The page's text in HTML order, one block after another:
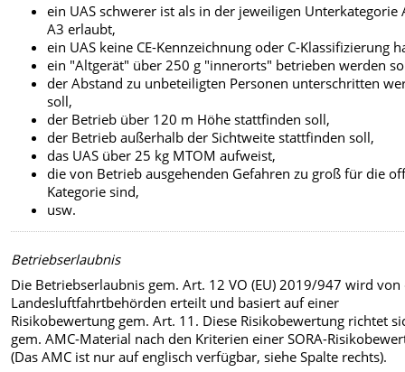
ein UAS schwerer ist als in der jeweiligen Unterkategorie
A3 erlaubt,
ein UAS keine CE-Kennzeichnung oder C-Klassifizierung
ein "Altgerät" über 250 g "innerorts" betrieben werden
der Abstand zu unbeteiligten Personen unterschritten
soll,
der Betrieb über 120 m Höhe stattfinden soll,
der Betrieb außerhalb der Sichtweite stattfinden soll,
das UAS über 25 kg MTOM aufweist,
die von Betrieb ausgehenden Gefahren zu groß für die
Kategorie sind,
usw.
Betriebserlaubnis
Die Betriebserlaubnis gem. Art. 12 VO (EU) 2019/947 wird von
Landesluftfahrtbehörden erteilt und basiert auf einer
Risikobewertung gem. Art. 11. Diese Risikobewertung richtet
gem. AMC-Material nach den Kriterien einer SORA-
(Das AMC ist nur auf englisch verfügbar, siehe Spalte rechts).